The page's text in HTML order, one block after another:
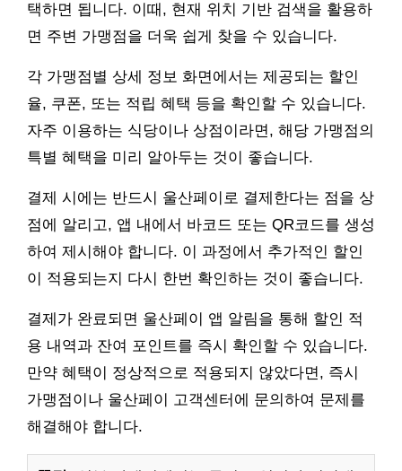
택하면 됩니다. 이때, 현재 위치 기반 검색을 활용하
면 주변 가맹점을 더욱 쉽게 찾을 수 있습니다.
각 가맹점별 상세 정보 화면에서는 제공되는 할인
율, 쿠폰, 또는 적립 혜택 등을 확인할 수 있습니다.
자주 이용하는 식당이나 상점이라면, 해당 가맹점의
특별 혜택을 미리 알아두는 것이 좋습니다.
결제 시에는 반드시 울산페이로 결제한다는 점을 상
점에 알리고, 앱 내에서 바코드 또는 QR코드를 생성
하여 제시해야 합니다. 이 과정에서 추가적인 할인
이 적용되는지 다시 한번 확인하는 것이 좋습니다.
결제가 완료되면 울산페이 앱 알림을 통해 할인 적
용 내역과 잔여 포인트를 즉시 확인할 수 있습니다.
만약 혜택이 정상적으로 적용되지 않았다면, 즉시
가맹점이나 울산페이 고객센터에 문의하여 문제를
해결해야 합니다.